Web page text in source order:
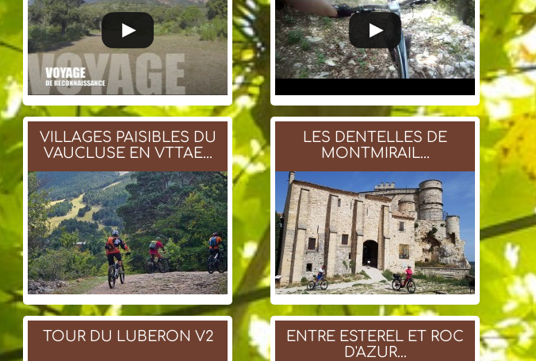
VILLAGES PAISIBLES DU
VAUCLUSE EN VTTAE...
LES DENTELLES DE
MONTMIRAIL...
TOUR DU LUBERON V2
ENTRE ESTEREL ET ROC
D'AZUR...